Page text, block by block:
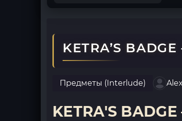
KETRA’S
Предметы (Interlude) Alex
KETRA'S